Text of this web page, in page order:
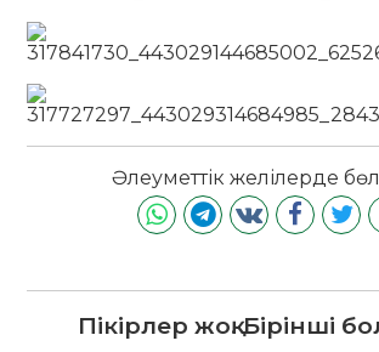
Әлеуметтік желілерде
Пікірлер жоқ. Бірінші